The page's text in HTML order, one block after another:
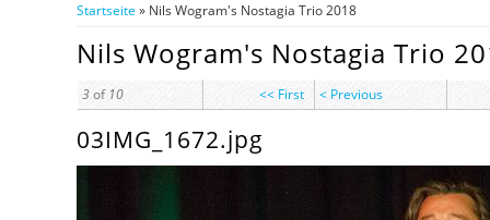
Startseite » Nils Wogram's Nostagia Trio 2018
Nils Wogram's Nostagia Trio
3of 10 << First < Previous
03IMG_1672.jpg